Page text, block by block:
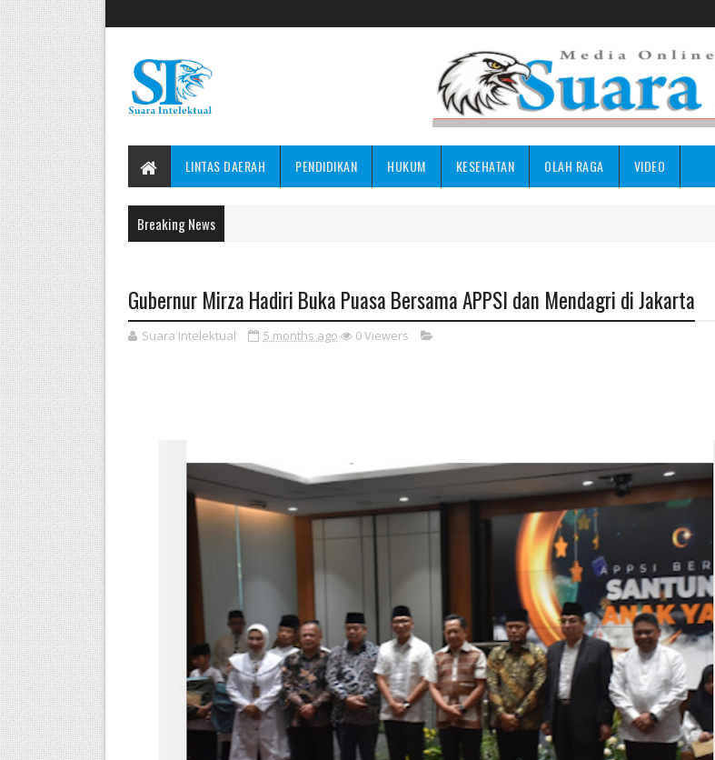
LINTAS DAERAH PENDIDIKAN HUKUM KESEHATAN OLAH RAGA VIDEO
Breaking News
Gubernur Mirza Hadiri Buka Puasa Bersama APPSI dan Mendagri di Jakarta
Suara Intelektual 5 months ago 0Viewers